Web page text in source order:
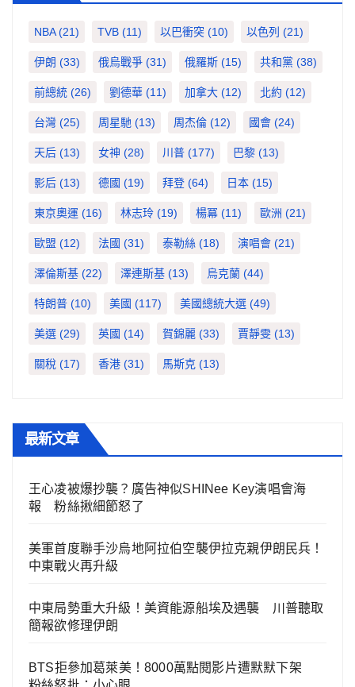
NBA(21) TVB (11) 以巴衝突 (10) 以色列 (21)
伊朗 (33) 俄烏戰爭 (31) 俄羅斯 (15) 共和黨 (38)
前總統 (26) 劉德華 (11) 加拿大 (12) 北約 (12)
台灣 (25) 周星馳 (13) 周杰倫 (12) 國會 (24)
天后 (13) 女神 (28) 川普 (177) 巴黎 (13)
影后 (13) 德國 (19) 拜登 (64) 日本 (15)
東京奧運 (16) 林志玲 (19) 楊冪 (11) 歐洲 (21)
歐盟 (12) 法國 (31) 泰勒絲 (18) 演唱會 (21)
澤倫斯基 (22) 澤連斯基 (13) 烏克蘭 (44)
特朗普 (10) 美國 (117) 美國總統大選 (49)
美選 (29) 英國 (14) 賀錦麗 (33) 賈靜雯 (13)
關稅 (17) 香港 (31) 馬斯克 (13)
最新文章
王心凌被爆抄襲？廣告神似SHINee Key演唱會海
報 粉絲揪細節怒了
美軍首度聯手沙烏地阿拉伯空襲伊拉克親伊朗民兵！
中東戰火再升級
中東局勢重大升級！美資能源船埃及遇襲 川普聽取
簡報欲修理伊朗
BTS拒參加葛萊美！8000萬點閱影片遭默默下架